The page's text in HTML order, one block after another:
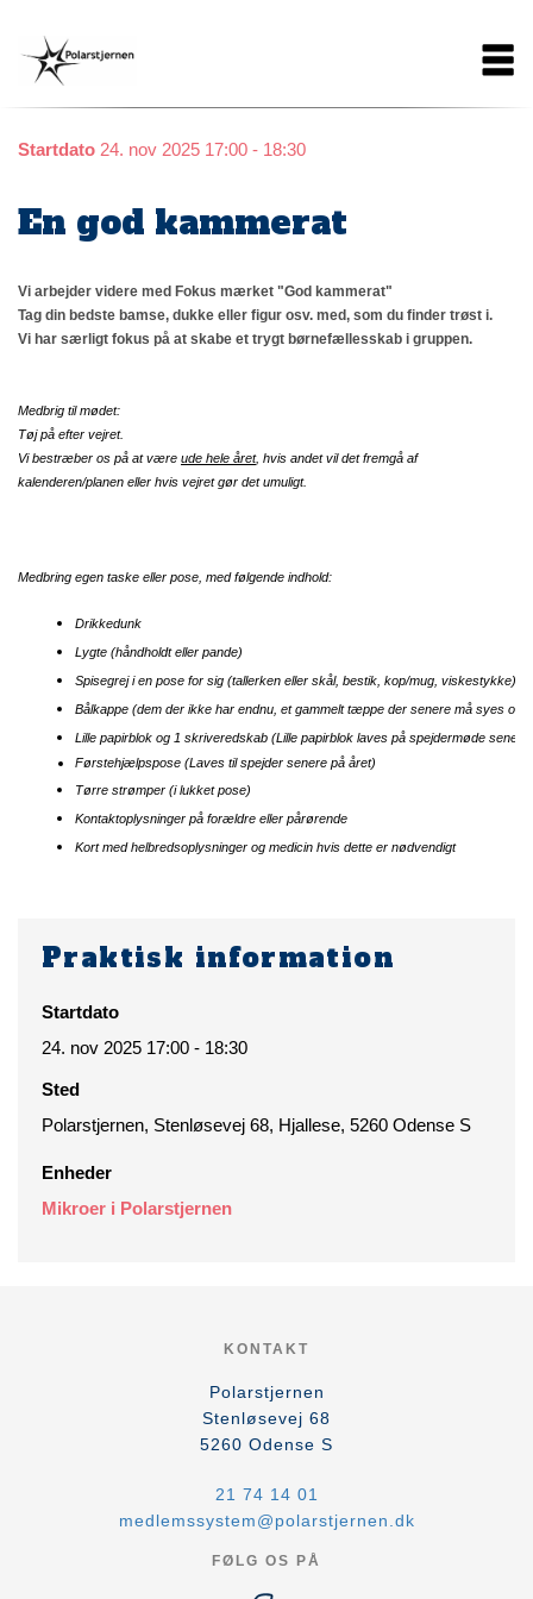
hovedindhold
Main
navigation
Startdato 24. nov 2025 17:00 - 18:30
En god kammerat
Vi arbejder videre med Fokus mærket "God kammerat"
Tag din bedste bamse, dukke eller figur osv. med, som du finder trøst i.
Vi har særligt fokus på at skabe et trygt børnefællesskab i gruppen.
Medbrig til mødet:
Tøj på efter vejret.
Vi bestræber os på at være ude hele året, hvis andet vil det fremgå af
kalenderen/planen eller hvis vejret gør det umuligt.
Medbring egen taske eller pose, med følgende indhold:
Drikkedunk
Lygte (håndholdt eller pande)
Spisegrej i en pose for sig (tallerken eller skål, bestik, kop/mug, viskestykke)
Bålkappe (dem der ikke har endnu, et gammelt tæppe der senere må syes om
Lille papirblok og 1 skriveredskab (Lille papirblok laves på spejdermøde senere
Førstehjælpspose (Laves til spejder senere på året)
Tørre strømper (i lukket pose)
Kontaktoplysninger på forældre eller pårørende
Kort med helbredsoplysninger og medicin hvis dette er nødvendigt
Praktisk information
Startdato
24. nov 2025 17:00 - 18:30
Sted
Polarstjernen, Stenløsevej 68, Hjallese, 5260 Odense S
Enheder
Mikroer i Polarstjernen
KONTAKT
Polarstjernen
Stenløsevej 68
5260 Odense S
21 74 14 01
medlemssystem@polarstjernen.dk
FØLG OS PÅ